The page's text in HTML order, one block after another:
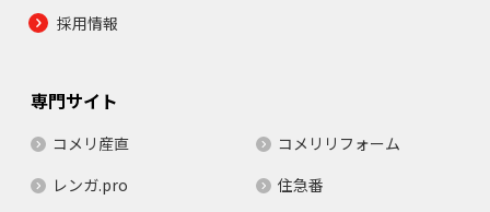
採用情報
専門サイト
コメリ産直
コメリリフォーム
レンガ.pro
住急番